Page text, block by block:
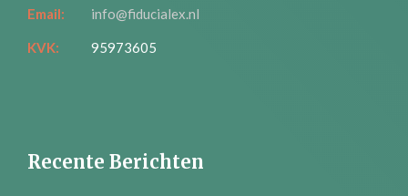
Email: info@fiducialex.nl
KVK: 95973605
Recente Berichten